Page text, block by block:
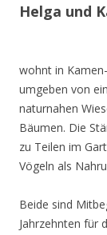
Helga und
wohnt in
umgeben von
naturnahen
Bäumen. Die
zu Teilen im
Vögeln als
Beide sind
Jahrzehnten für